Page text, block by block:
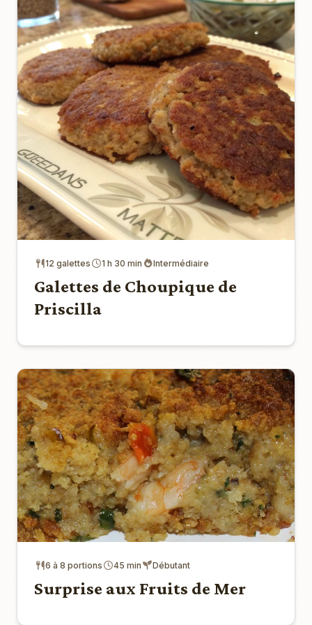
12 galettes 1 h 30 min Intermédiaire
Galettes de Choupique de
Priscilla
6 à 8 portions 45 min Débutant
Surprise aux Fruits de Mer